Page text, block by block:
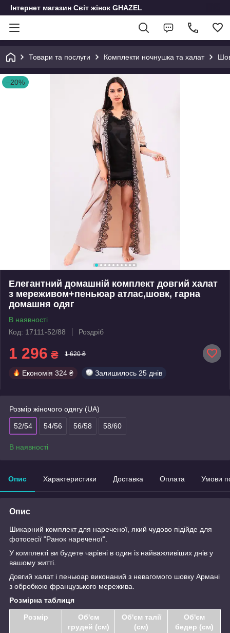
Інтернет магазин Світ жінок GHAZEL
Товари та послуги Комплекти ночнушка та халат
–20%
Елегантний домашній комплект довгий халат
з мереживом+пеньюар атлас,шовк, гарна
домашня одяг
В наявності
Код: 17111-52/88
Роздріб
1 296 ₴ 1 620 ₴
Економія 324 ₴ Залишилось 25 днів
Розмір жіночого одягу (UA)
52/54 54/56 56/58 58/60
В наявності
Опис Характеристики Доставка Оплата Умови
Опис
Шикарний комплект для нареченої, який чудово підійде для
фотосесії "Ранок нареченої".
У комплекті ви будете чарівні в один із найважливіших днів у
вашому житті.
Довгий халат і пеньюар виконаний з невагомого шовку Армані
з обробкою французького мережива.
Розмірна таблиця
Розмір
Об'єм
грудей (см)
Об'єм талії
(см)
Об'єм
бедер (см)